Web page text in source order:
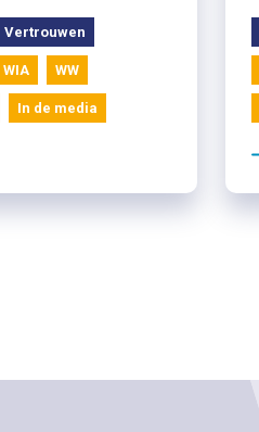
Vertrouwen
WIA WW
In de media